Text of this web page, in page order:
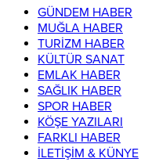
GÜNDEM HABER
MUĞLA HABER
TURİZM HABER
KÜLTÜR SANAT
EMLAK HABER
SAĞLIK HABER
SPOR HABER
KÖŞE YAZILARI
FARKLI HABER
İLETİŞİM & KÜNYE